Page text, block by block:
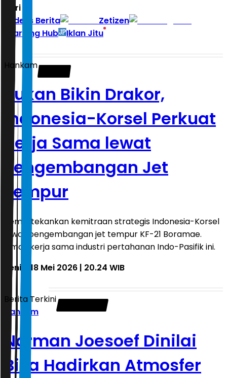
Hari ini
Indeks Berita
Zetizen
Learning Hub
Iklan Jitu
Hankam
Bukan Bikin Drakor,
Indonesia-Korsel Perkuat
Kerja Sama lewat
Pengembangan Jet
Tempur
Kemlu tekankan kemitraan strategis Indonesia-Korsel
lewat pengembangan jet tempur KF-21 Boramae.
Simak kerja sama industri pertahanan Indo-Pasifik ini.
Senin, 18 Mei 2026 | 20.24 WIB
Berita Terkini
Hankam
Norman Joesoef Dinilai
Bisa Hadirkan Atmosfer